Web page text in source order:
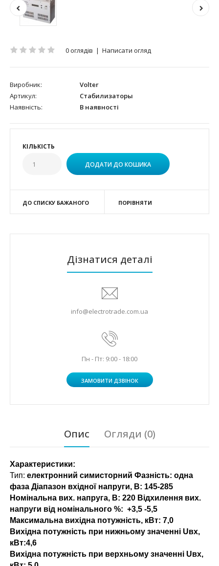
0 оглядів | Написати огляд
Виробник:
Volter
Артикул:
Стабилизаторы
Наявність:
В наявності
КІЛЬКІСТЬ
ДО СПИСКУ БАЖАНОГО ПОРІВНЯТИ
Дізнатися деталі
info@electrotrade.com.ua
Пн - Пт: 9:00 - 18:00
ЗАМОВИТИ ДЗВІНОК
Опис Огляди (0)
Характеристики:
Тип: електронний симисторний Фазність: одна
фаза Діапазон вхідної напруги, В: 145-285
Номінальна вих. напруга, В: 220 Відхилення вих.
напруги від номінального %: +3,5 -5,5
Максимальна вихідна потужність, кВт: 7,0
Вихідна потужність при нижньому значенні Uвх,
кВт:4,6
Вихідна потужність при верхньому значенні Uвх,